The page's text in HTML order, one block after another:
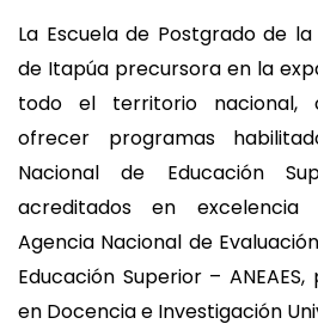
La Escuela de Postgrado de
de Itapúa precursora en la
todo el territorio nacional,
ofrecer programas
Nacional de Educación
acreditados en
Agencia Nacional de
Educación Superior –
en Docencia e Investigación